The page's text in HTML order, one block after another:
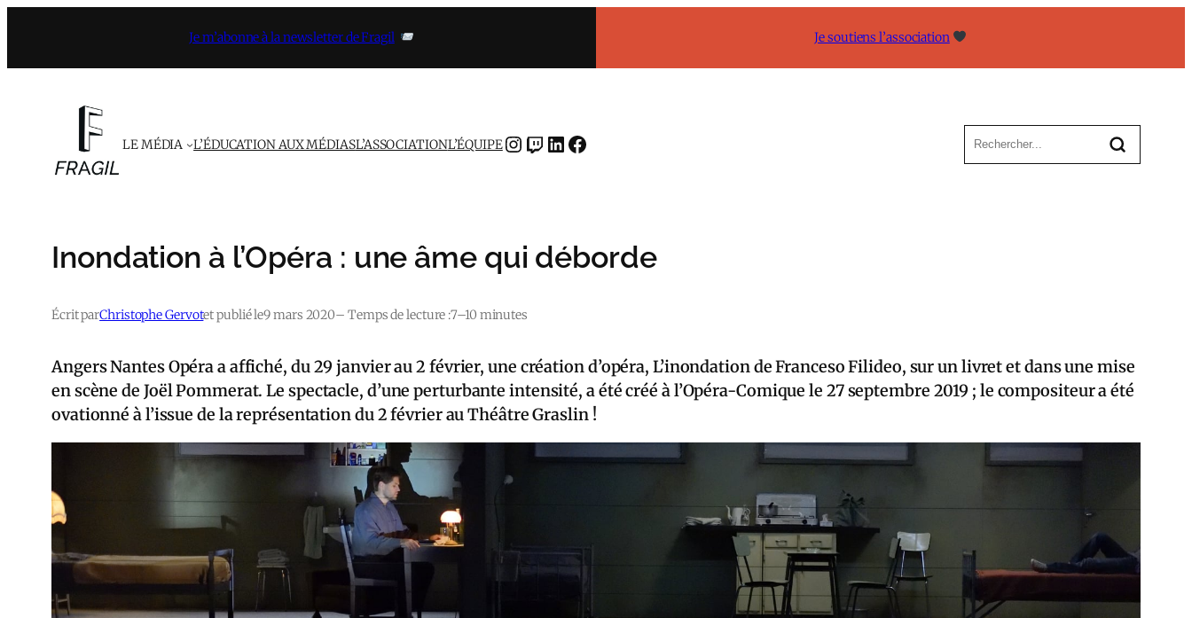
contenu
Je m’abonne à la newsletter de Fragil Je soutiens l’association
LE MÉDIA L’ÉDUCATION AUX MÉDIASL’ASSOCIATIONL’ÉQUIPEINSTAGRAMTWITCH LINKEDIN FACEBOOK
Inondation à l’Opéra : une âme qui déborde
Écrit parChristophe Gervotet publié le9 mars 2020– Temps de lecture :7–10 minutes
Angers Nantes Opéra a affiché, du 29 janvier au 2 février, une création d’opéra, L’inondation de Franceso Filideo, sur un livret et dans une mise
en scène de Joël Pommerat. Le spectacle, d’une perturbante intensité, a été créé à l’Opéra-Comique le 27 septembre 2019 ; le compositeur a été
ovationné à l’issue de la représentation du 2 février au Théâtre Graslin !